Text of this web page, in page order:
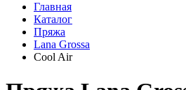
Главная
Каталог
Пряжа
Lana Grossa
Cool Air